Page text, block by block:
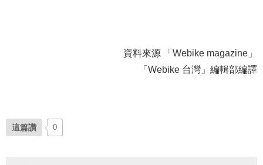
資料來源 「Webike magazine」
「Webike 台灣」編輯部編譯
這篇讚 0